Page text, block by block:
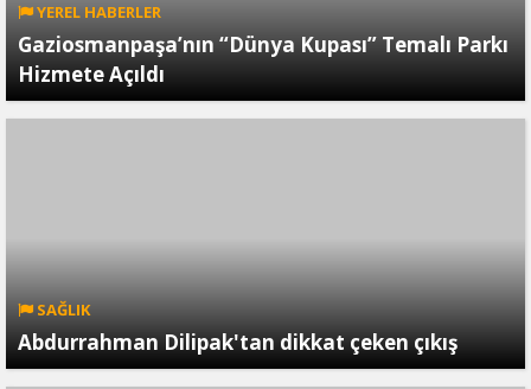
YEREL HABERLER
Gaziosmanpaşa’nın “Dünya Kupası” Temalı Parkı
Hizmete Açıldı
SAĞLIK
Abdurrahman Dilipak'tan dikkat çeken çıkış